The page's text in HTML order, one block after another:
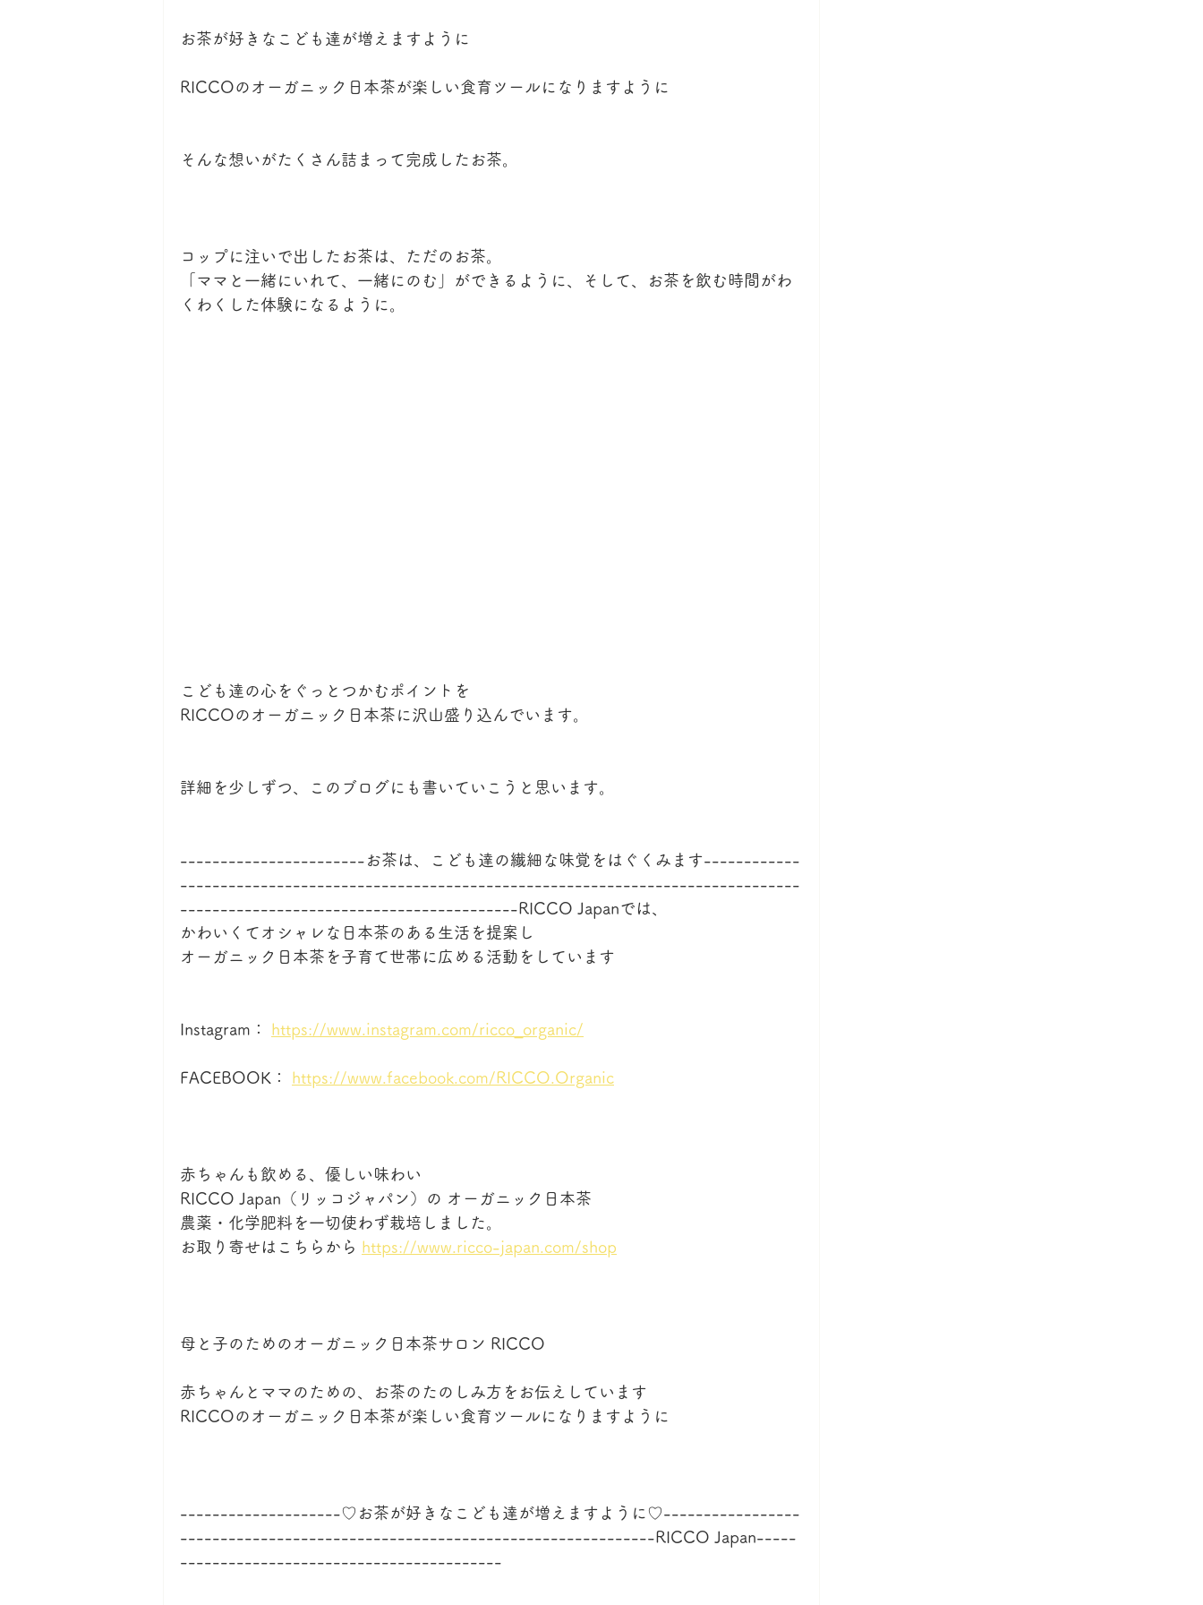
お茶が好きなこども達が増えますように
RICCOのオーガニック日本茶が楽しい食育ツールになりますように
そんな想いがたくさん詰まって完成したお茶。
コップに注いで出したお茶は、ただのお茶。
「ママと一緒にいれて、一緒にのむ」ができるように、そして、お茶を飲む時間がわ
くわくした体験になるように。
こども達の心をぐっとつかむポイントを
RICCOのオーガニック日本茶に沢山盛り込んでいます。
詳細を少しずつ、このブログにも書いていこうと思います。
-----------------------お茶は、こども達の繊細な味覚をはぐくみます------------
-----------------------------------------------------------------------------
------------------------------------------RICCO Japanでは、
かわいくてオシャレな日本茶のある生活を提案し
オーガニック日本茶を子育て世帯に広める活動をしています
Instagram： https://www.instagram.com/ricco_organic/
FACEBOOK： https://www.facebook.com/RICCO.Organic
赤ちゃんも飲める、優しい味わい
RICCO Japan（リッコジャパン）の オーガニック日本茶
農薬・化学肥料を一切使わず栽培しました。
お取り寄せはこちらから
https://www.ricco-japan.com/shop
母と子のためのオーガニック日本茶サロン RICCO
赤ちゃんとママのための、お茶のたのしみ方をお伝えしています
RICCOのオーガニック日本茶が楽しい食育ツールになりますように
--------------------♡お茶が好きなこども達が増えますように♡-----------------
-----------------------------------------------------------RICCO Japan-----
----------------------------------------